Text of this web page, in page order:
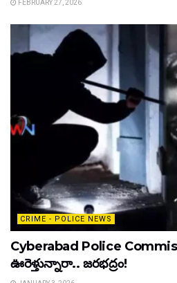
FEBRUARY 27, 2026
CRIME - POLICE NEWS
Cyberabad Police
ఊరెళ్తున్నారా.. జరభద్రం!